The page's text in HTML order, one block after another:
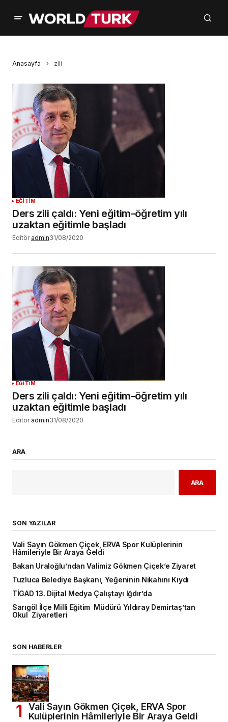
Anasayfa zili
EĞİTİM
Ders zili çaldı: Yeni eğitim-öğretim yılı
uzaktan eğitimle başladı
Editör admin31/08/2020
EĞİTİM
Ders zili çaldı: Yeni eğitim-öğretim yılı
uzaktan eğitimle başladı
Editör admin31/08/2020
ARA
ARA
SON YAZILAR
Vali Sayın Gökmen Çiçek, ERVA Spor Kulüplerinin
Hâmileriyle Bir Araya Geldi
Bakan Uraloğlu’ndan Valimiz Gökmen Çiçek’e Ziyaret
Tuzluca Belediye Başkanı, Yeğeninin Nikahını Kıydı
TİGAD 13. Dijital Medya Çalıştayı Iğdır’da
Sarıgöl İlçe Milli Eğitim Müdürü Yıldıray Demirtaş’tan
Okul Ziyaretleri
SON HABERLER
Vali Sayın Gökmen Çiçek, ERVA Spor
Kulüplerinin Hâmileriyle Bir Araya Geldi